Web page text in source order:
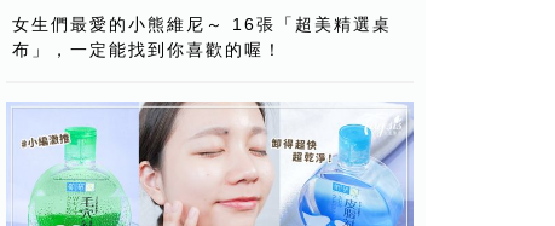
女生們最愛的小熊維尼～ 16張「超美精選桌
布」，一定能找到你喜歡的喔！